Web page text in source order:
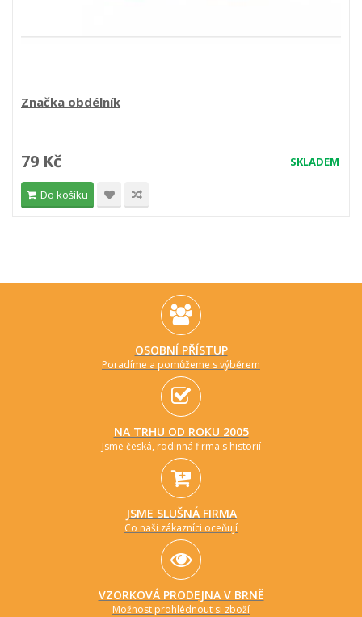
Značka obdélník
SKLADEM
79 Kč
Do košíku
OSOBNÍ PŘÍSTUP
Poradíme a pomůžeme s výběrem
NA TRHU OD ROKU 2005
Jsme česká, rodinná firma s historií
JSME SLUŠNÁ FIRMA
Co naši zákazníci oceňují
VZORKOVÁ PRODEJNA V BRNĚ
Možnost prohlédnout si zboží